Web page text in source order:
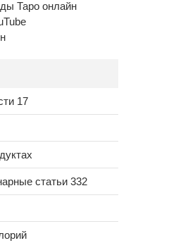
Таро онлайн
17
статьи 332